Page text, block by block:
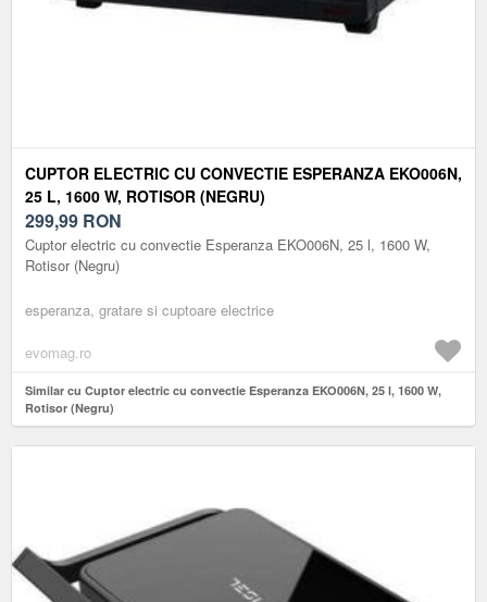
CUPTOR ELECTRIC CU CONVECTIE ESPERANZA EKO006N,
25 L, 1600 W, ROTISOR (NEGRU)
299,99 RON
Cuptor electric cu convectie Esperanza EKO006N, 25 l, 1600 W,
Rotisor (Negru)
esperanza, gratare si cuptoare electrice
evomag.ro
Similar cu Cuptor electric cu convectie Esperanza EKO006N, 25 l, 1600 W,
Rotisor (Negru)